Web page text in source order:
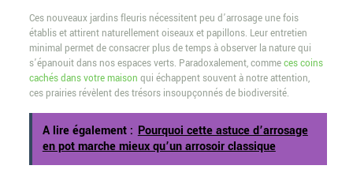
Ces nouveaux jardins fleuris nécessitent peu d’arrosage une fois
établis et attirent naturellement oiseaux et papillons. Leur entretien
minimal permet de consacrer plus de temps à observer la nature qui
s’épanouit dans nos espaces verts. Paradoxalement, commeces coins
cachés dans votre maison qui échappent souvent à notre attention,
ces prairies révèlent des trésors insoupçonnés de biodiversité.
A lire également : Pourquoi cette astuce d’arrosage
en pot marche mieux qu’un arrosoir classique